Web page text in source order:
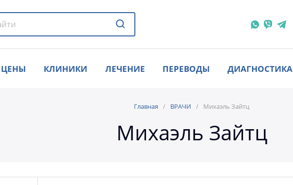
ЦЕНЫ КЛИНИКИ ЛЕЧЕНИЕ ПЕРЕВОДЫ ДИАГНОСТИКА
Главная ВРАЧИ Михаэль Зайтц
Михаэль Зайтц